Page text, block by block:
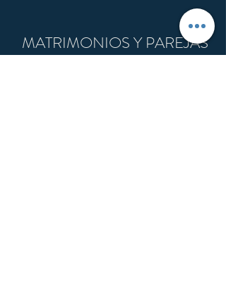
MATRIMONIOS Y PAREJAS